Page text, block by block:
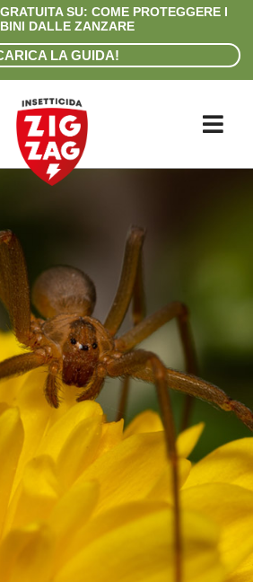
SU: COME PROTEGGERE I
DALLE ZANZARE
LA GUIDA!